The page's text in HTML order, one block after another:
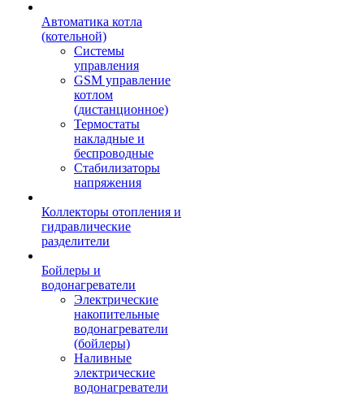
Автоматика котла
(котельной)
Системы
управления
GSM управление
котлом
(дистанционное)
Термостаты
накладные и
беспроводные
Стабилизаторы
напряжения
Коллекторы отопления и
гидравлические
разделители
Бойлеры и
водонагреватели
Электрические
накопительные
водонагреватели
(бойлеры)
Наливные
электрические
водонагреватели